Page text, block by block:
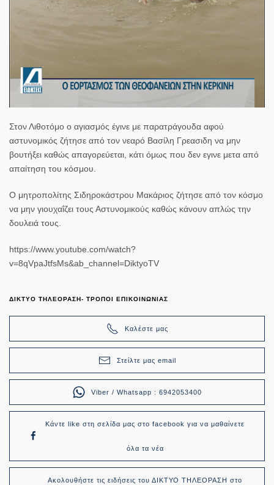
Στον Λιθοτόμο ο αγιασμός έγινε με παρατράγουδα αφού
αστυνομικός ζήτησε από τον νεαρό Βασίλη Γρεασιδη να μην
βουτήξει καθώς απαγορεύεται, κάτι όμως που δεν εγινε μετα από
απαίτηση του κόσμου.
Ο μητροπολίτης Σιδηροκάστρου Μακάριος ζήτησε από τον κόσμο
να μην γιουχαΐζει τους Αστυνομικούς καθώς κάνουν απλώς την
δουλειά τους.
https://www.youtube.com/watch?
v=8qVpaJtfsMs&ab_channel=DiktyoTV
ΔΙΚΤΥΟ ΤΗΛΕΟΡΑΣΗ- ΤΡΟΠΟΙ ΕΠΙΚΟΙΝΩΝΙΑΣ
Καλέστε μας
Στείλτε μας email
Viber / Whatsapp : 6942053400
Κάντε like στη σελίδα μας στο facebook για να μαθαίνετε
όλα τα νέα
Ακολουθήστε τις ειδήσεις του ΔΙΚΤΥΟ ΤΗΛΕΟΡΑΣΗ στο